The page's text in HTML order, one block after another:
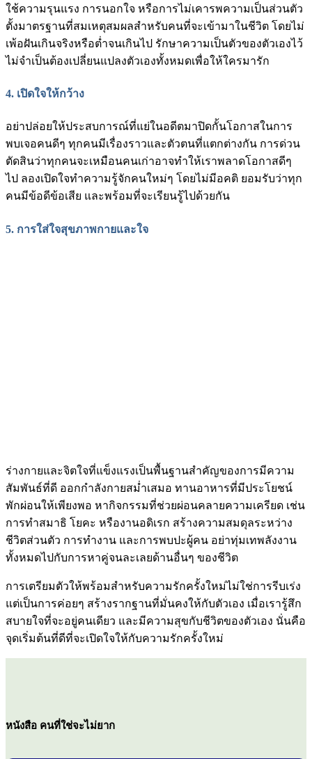
ใช้ความรุนแรง การนอกใจ หรือการไม่เคารพความเป็นส่วนตัว
ตั้งมาตรฐานที่สมเหตุสมผลสำหรับคนที่จะเข้ามาในชีวิต โดยไม่
เพ้อฝันเกินจริงหรือต่ำจนเกินไป รักษาความเป็นตัวของตัวเองไว้
ไม่จำเป็นต้องเปลี่ยนแปลงตัวเองทั้งหมดเพื่อให้ใครมารัก
4. เปิดใจให้กว้าง
อย่าปล่อยให้ประสบการณ์ที่แย่ในอดีตมาปิดกั้นโอกาสในการ
พบเจอคนดีๆ ทุกคนมีเรื่องราวและตัวตนที่แตกต่างกัน การด่วน
ตัดสินว่าทุกคนจะเหมือนคนเก่าอาจทำให้เราพลาดโอกาสดีๆ
ไป ลองเปิดใจทำความรู้จักคนใหม่ๆ โดยไม่มีอคติ ยอมรับว่าทุก
คนมีข้อดีข้อเสีย และพร้อมที่จะเรียนรู้ไปด้วยกัน
5. การใส่ใจสุขภาพกายและใจ
ร่างกายและจิตใจที่แข็งแรงเป็นพื้นฐานสำคัญของการมีความ
สัมพันธ์ที่ดี ออกกำลังกายสม่ำเสมอ ทานอาหารที่มีประโยชน์
พักผ่อนให้เพียงพอ หากิจกรรมที่ช่วยผ่อนคลายความเครียด เช่น
การทำสมาธิ โยคะ หรืองานอดิเรก สร้างความสมดุลระหว่าง
ชีวิตส่วนตัว การทำงาน และการพบปะผู้คน อย่าทุ่มเทพลังงาน
ทั้งหมดไปกับการหาคู่จนละเลยด้านอื่นๆ ของชีวิต
การเตรียมตัวให้พร้อมสำหรับความรักครั้งใหม่ไม่ใช่การรีบเร่ง
แต่เป็นการค่อยๆ สร้างรากฐานที่มั่นคงให้กับตัวเอง เมื่อเรารู้สึก
สบายใจที่จะอยู่คนเดียว และมีความสุขกับชีวิตของตัวเอง นั่นคือ
จุดเริ่มต้นที่ดีที่จะเปิดใจให้กับความรักครั้งใหม่
หนังสือ คนที่ใช่จะไม่ยาก